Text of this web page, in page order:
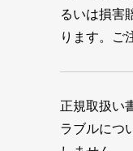
るいは損害
ります。ご
正規取扱い
ラブルにつ